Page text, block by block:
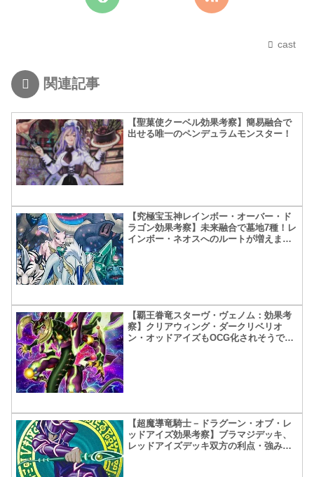
cast
関連記事
【聖菓使クーベル効果考察】簡易融合で
出せる唯一のペンデュラムモンスター！
【究極宝玉神レインボー・オーバー・ド
ラゴン効果考察】未来融合で墓地7種！レ
インボー・ネオスへのルートが増えまし
【覇王眷竜スターヴ・ヴェノム：効果考
察】クリアウィング・ダークリベリオ
ン・オッドアイズもOCG化されそうです
【超魔導竜騎士－ドラグーン・オブ・レ
ッドアイズ効果考察】ブラマジデッキ、
レッドアイズデッキ双方の利点・強みを